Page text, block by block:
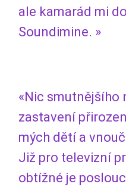
ale kamarád mi
Soundimine. »
«Nic smutnějšího
zastavení
mých dětí a
Již pro televizní
obtížné je